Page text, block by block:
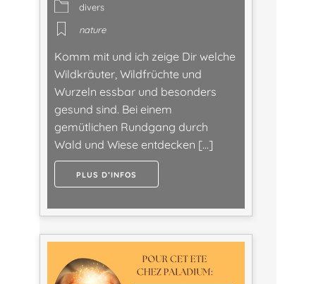
divers
nature
Komm mit und ich zeige Dir welche
Wildkräuter, Wildfrüchte und
Wurzeln essbar und besonders
gesund sind. Bei einem
gemütlichen Rundgang durch
Wald und Wiese entdecken […]
PLUS D’INFOS